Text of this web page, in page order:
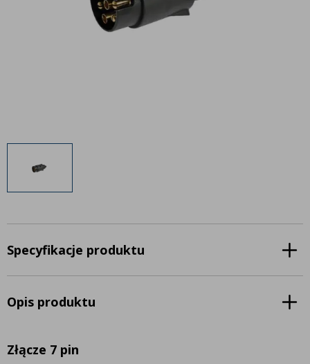
Często zadawane pytania
+48 81 884 70 94
Inne akcesoria
Często zadawane pytania
Specyfikacje produktu
Opis produktu
Złącze 7 pin